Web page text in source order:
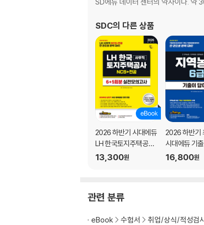
CHAPTER 03 수리능력
대표기출유형 01 응용 수리
대표기출유형 02 자료 계산
대표기출유형 03 자료 이해
대표기출유형 04 수열 규칙
CHAPTER 04 정보능력
대표기출유형 01 정보 이해
대표기출유형 02 엑셀 함수
CHAPTER 05 자원관리능력
대표기출유형 01 시간 계획
대표기출유형 02 비용 계산
대표기출유형 03 품목 확정
대표기출유형 01 기술 이해
대표기출유형 02 기술 적용
SDC의 다른 상품
2026 하반기 시대에듀
LH 한국토지주택공사
사무직 NCS&전공 실
13,300원
2026 하반기
시대에듀 기
다 NCS 지역
16,800원
관련 분류
eBook 수험서 취업/상식/적성검